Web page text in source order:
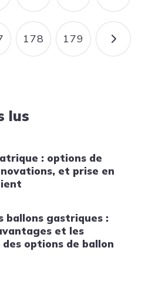
PAGE
178 PAGE
179
lus
: options de
et prise en
ballons gastriques :
et les
options de ballon